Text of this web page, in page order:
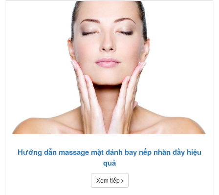
Hướng dẫn massage mặt đánh bay nếp nhăn đầy hiệu
quả
Xem tiếp